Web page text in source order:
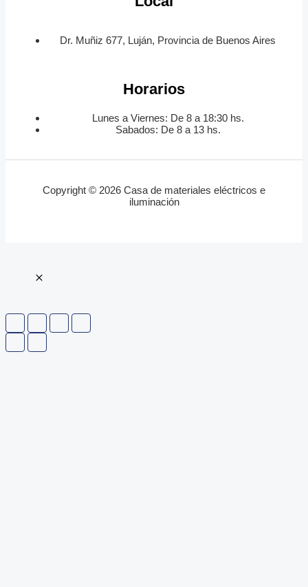
Dr. Muñiz 677, Luján, Provincia de Buenos Aires
Horarios
Lunes a Viernes: De 8 a 18:30 hs.
Sabados: De 8 a 13 hs.
Copyright © 2026 Casa de materiales eléctricos e
iluminación